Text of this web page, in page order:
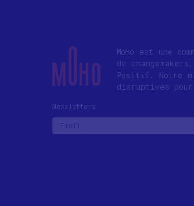
MoHo est une
de
Positif. Notre
disruptives
Newsletters